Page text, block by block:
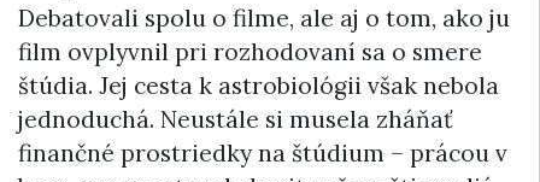
Debatovali spolu o filme, ale aj o tom, ako ju
film ovplyvnil pri rozhodovaní sa o smere
štúdia. Jej cesta k astrobiológii však nebola
jednoduchá. Neustále si musela zháňať
finančné prostriedky na štúdium – prácou v